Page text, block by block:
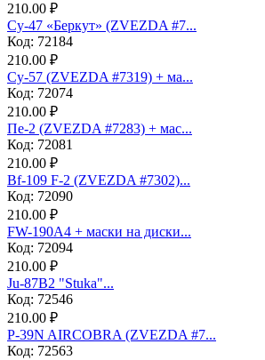
210.00 ₽
Су-47 «Беркут» (ZVEZDA #7...
Код: 72184
210.00 ₽
Су-57 (ZVEZDA #7319) + ма...
Код: 72074
210.00 ₽
Пе-2 (ZVEZDA #7283) + мас...
Код: 72081
210.00 ₽
Bf-109 F-2 (ZVEZDA #7302)...
Код: 72090
210.00 ₽
FW-190A4 + маски на диски...
Код: 72094
210.00 ₽
Ju-87B2 "Stuka"...
Код: 72546
210.00 ₽
P-39N AIRCOBRA (ZVEZDA #7...
Код: 72563